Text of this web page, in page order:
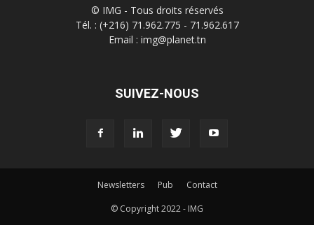
© IMG - Tous droits réservés
Tél. : (+216) 71.962.775 - 71.962.617
Email : img@planet.tn
SUIVEZ-NOUS
Newsletters Pub
Contact
© Copyright 2022 - IMG